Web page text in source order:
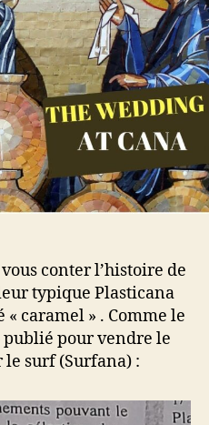
conter l’histoire de
typique Plasticana
« caramel » . Comme le
publié pour vendre le
le surf (Surfana) :